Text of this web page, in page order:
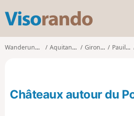
s
o
o
Wanderungen Aquitanien Gironde Pauillac
Châteaux autour du